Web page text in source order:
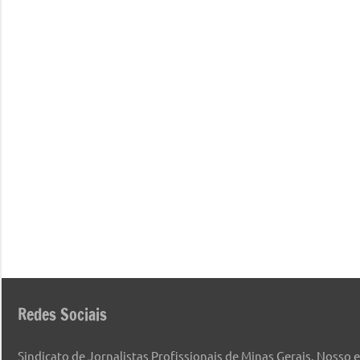
Redes Sociais
Sindicato de Jornalistas Profissionais de Minas Gerais. Nosso